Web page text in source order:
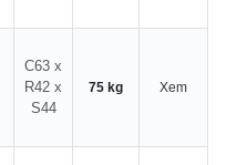
C63 x
R42 x
S44
75 kg Xem